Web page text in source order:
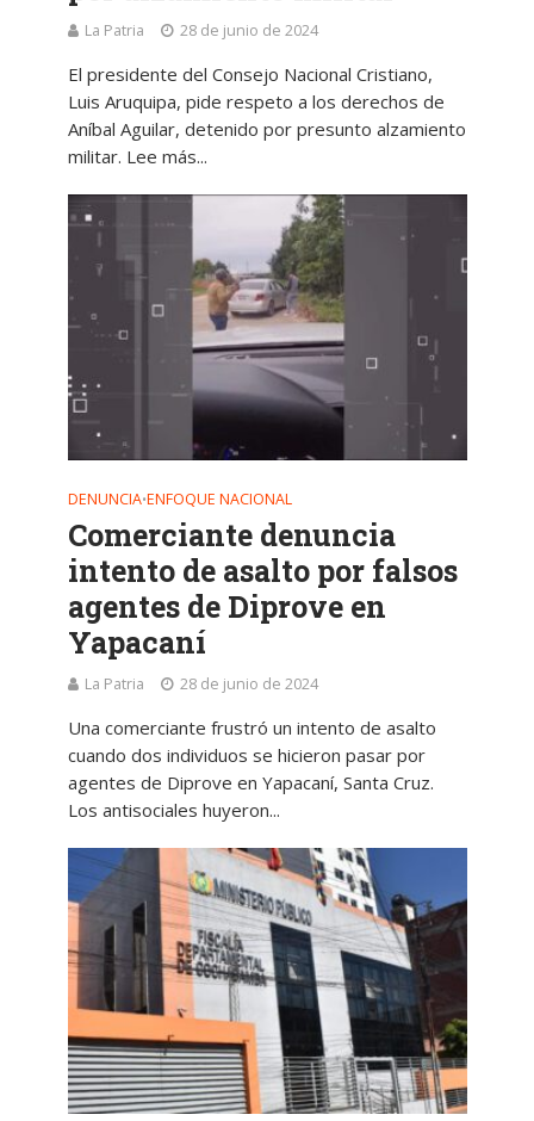
La Patria 28 de junio de 2024
El presidente del Consejo Nacional Cristiano,
Luis Aruquipa, pide respeto a los derechos de
Aníbal Aguilar, detenido por presunto alzamiento
militar. Lee más...
DENUNCIA•ENFOQUE NACIONAL
Comerciante denuncia
intento de asalto por falsos
agentes de Diprove en
Yapacaní
La Patria 28 de junio de 2024
Una comerciante frustró un intento de asalto
cuando dos individuos se hicieron pasar por
agentes de Diprove en Yapacaní, Santa Cruz.
Los antisociales huyeron...